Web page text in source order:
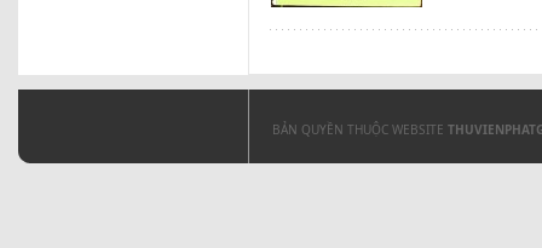
BẢN QUYỀN THUỘC WEBSITE